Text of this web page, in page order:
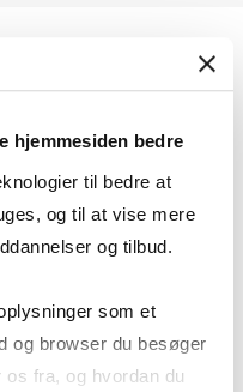
hjemmesiden bedre
til bedre at
og til at vise mere
og tilbud.
som et
og browser du besøger
fra, og hvordan du